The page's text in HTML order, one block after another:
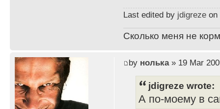
Last edited by jdigrezeon
Сколько меня не
by нолька» 19 Mar
jdigreze wrote:
А по-моему в